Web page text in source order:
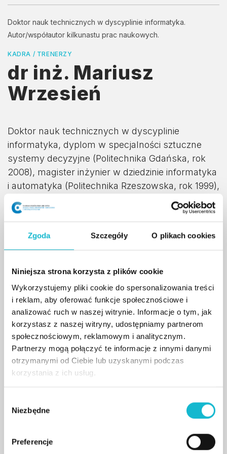
Zgoda Szczegóły O plikach cookies
Niniejsza strona korzysta z plików cookie
Wykorzystujemy pliki cookie do spersonalizowania treści
i reklam, aby oferować funkcje społecznościowe i
analizować ruch w naszej witrynie. Informacje o tym, jak
korzystasz z naszej witryny, udostępniamy partnerom
społecznościowym, reklamowym i analitycznym.
Partnerzy mogą połączyć te informacje z innymi danymi
otrzymanymi od Ciebie lub uzyskanymi podczas
korzystania z ich usług.
Niezbędne
Preferencje
Doktor nauk technicznych w dyscyplinie informatyka.
Autor/współautor kilkunastu prac naukowych.
KADRA / TRENERZY
dr inż. Mariusz
Wrzesień
Doktor nauk technicznych w dyscyplinie
informatyka, dyplom w specjalności sztuczne
systemy decyzyjne (Politechnika Gdańska, rok
2008), magister inżynier w dziedzinie informatyka
i automatyka (Politechnika Rzeszowska, rok 1999),
studia na Kierunku Komputertechnik
(Uniwersytet Techniczny we Wiedniu, rok 1996).
W lipcu 1999 r. podjął pracę w charakterze
asystenta w Katedrze Podstaw Informatyki,
Sztucznej Inteligencji, a obecnie w Katedrze
Sztucznej Inteligencji Wyższej Szkoły Informatyki i
Zarządzania w Rzeszowie. Od początku 2000
roku prowadził badania pod opieką naukową prof.
dr hab. inż. Zdzisława S. Hippe. Jest
autorem/współautorem kilkunastu
opublikowanych, oryginalnych prac naukowych,
prezentowanych na krajowych i
międzynarodowych konferencjach naukowych.
Administracyjno-Informatycznego WSIiZ –
Wydziału Informatyki Stosowanej, obecnie